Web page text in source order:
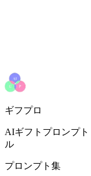
ギフプロ
AIギフトプロンプト
ル
プロンプト集